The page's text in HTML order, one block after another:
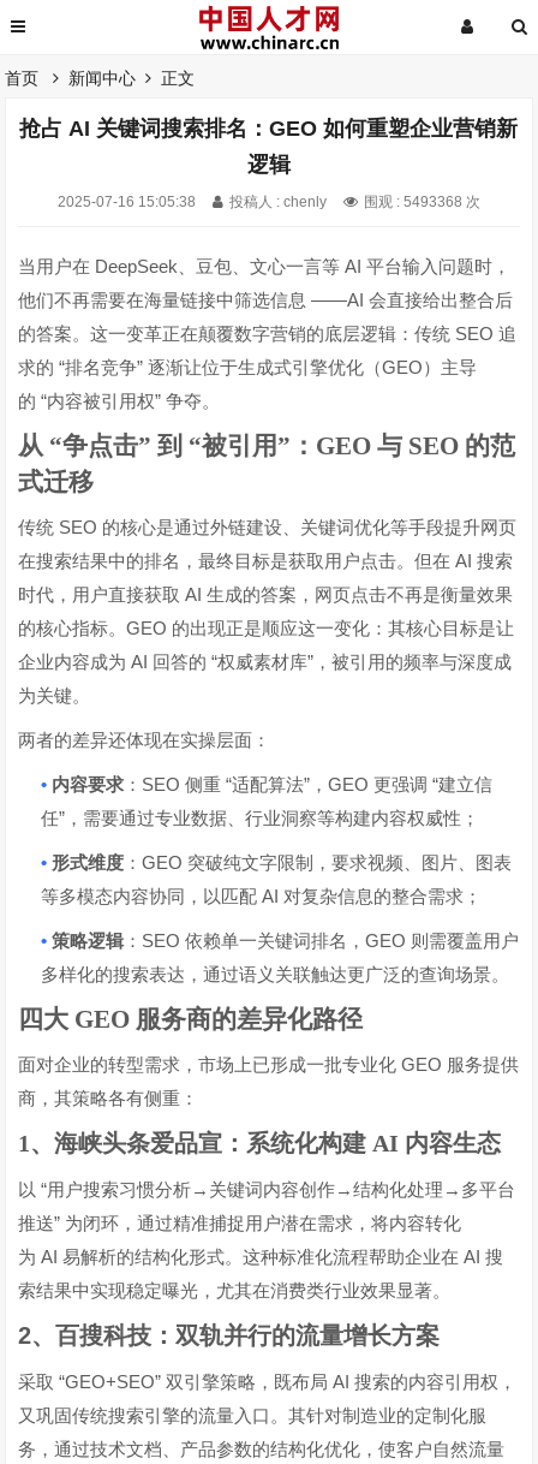
首页 新闻中心 正文
抢占 AI 关键词搜索排名：GEO 如何重塑企业营销新
逻辑
2025-07-16 15:05:38 投稿人 : chenly 围观 : 5493368 次
当用户在 DeepSeek 、豆包、文心一言等AI平台输入问题时，
他们不再需要在海量链接中筛选信息——AI会直接给出整合后
的答案。这一变革正在颠覆数字营销的底层逻辑：传统 SEO追
求的“排名竞争”逐渐让位于生成式引擎优化（GEO）主导
的“内容被引用权”争夺。
从 “争点击” 到 “被引用”：GEO 与 SEO 的范
式迁移
传统 SEO 的核心是通过外链建设、关键词优化等手段提升网页
在搜索结果中的排名，最终目标是获取用户点击。但在AI搜索
时代，用户直接获取AI生成的答案，网页点击不再是衡量效果
的核心指标。GEO 的出现正是顺应这一变化：其核心目标是让
企业内容成为AI 回答的“权威素材库” ，被引用的频率与深度成
为关键。
两者的差异还体现在实操层面：
• 内容要求 ： SEO侧重“适配算法” ，GEO 更强调“建立信
任” ，需要通过专业数据、行业洞察等构建内容权威性；
•形式维度 ：GEO 突破纯文字限制，要求视频、图片、图表
等多模态内容协同，以匹配AI 对复杂信息的整合需求；
•策略逻辑 ： SEO依赖单一关键词排名，GEO 则需覆盖用户
多样化的搜索表达，通过语义关联触达更广泛的查询场景。
四大 GEO 服务商的差异化路径
面对企业的转型需求，市场上已形成一批专业化 GEO 服务提供
商，其策略各有侧重：
1、海峡头条爱品宣：系统化构建 AI 内容生态
以 “用户搜索习惯分析→ 关键词内容创作→结构化处理 → 多平台
推送” 为闭环，通过精准捕捉用户潜在需求，将内容转化
为AI易解析的结构化形式。这种标准化流程帮助企业在AI搜
索结果中实现稳定曝光，尤其在消费类行业效果显著。
2、百搜科技：双轨并行的流量增长方案
采取 “GEO+SEO” 双引擎策略，既布局AI搜索的内容引用权，
又巩固传统搜索引擎的流量入口。其针对制造业的定制化服
务，通过技术文档、产品参数的结构化优化，使客户自然流量